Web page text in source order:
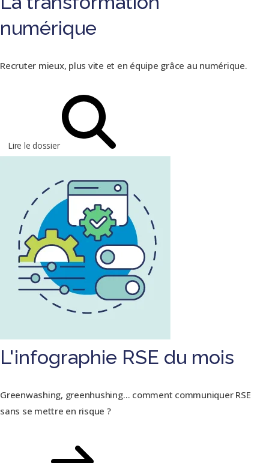
numérique
Recruter mieux, plus vite et en équipe grâce au numérique.
Lire le dossier
L'infographie RSE du mois
Greenwashing, greenhushing… comment communiquer RSE
sans se mettre en risque ?